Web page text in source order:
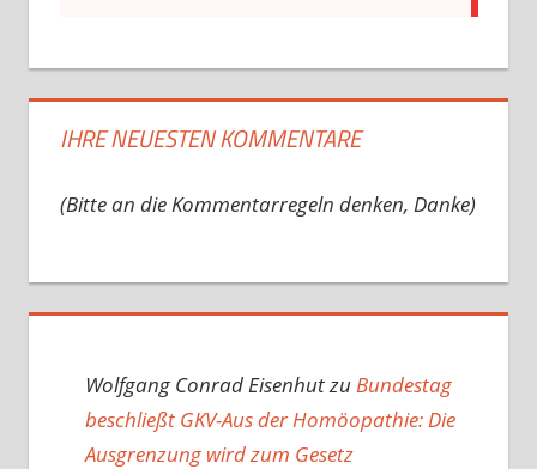
IHRE NEUESTEN KOMMENTARE
(Bitte an die Kommentarregeln denken, Danke)
Wolfgang Conrad EisenhutzuBundestag
beschließt GKV-Aus der Homöopathie: Die
Ausgrenzung wird zum Gesetz